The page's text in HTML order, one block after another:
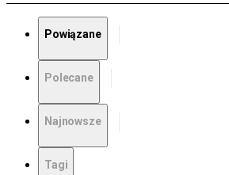
Powiązane
Polecane
Najnowsze
Tagi